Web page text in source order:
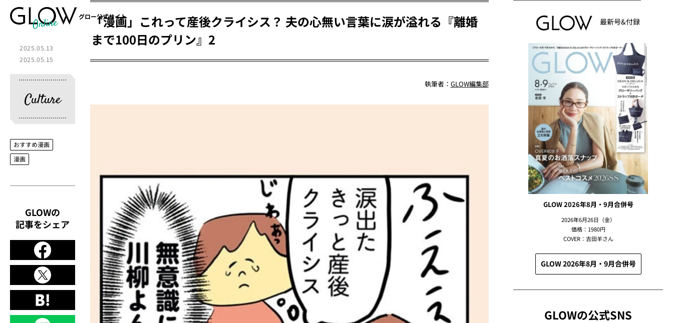
グロー公式サイト
2025.05.13
2025.05.15
Culture
おすすめ漫画
漫画
GLOWの
記事をシェア
「漫画」これって産後クライシス？ 夫の心無い言葉に涙が溢れる『離婚
まで100日のプリン』2
執筆者： GLOW編集部
最新号&付録
GLOW 2026年8月・9月合併号
2026年6月26日（金）
価格：1980円
COVER：吉田羊さん
GLOW 2026年8月・9月合併号
GLOWの公式SNS